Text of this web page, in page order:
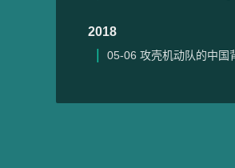
2018
05-06 攻壳机动队的中国